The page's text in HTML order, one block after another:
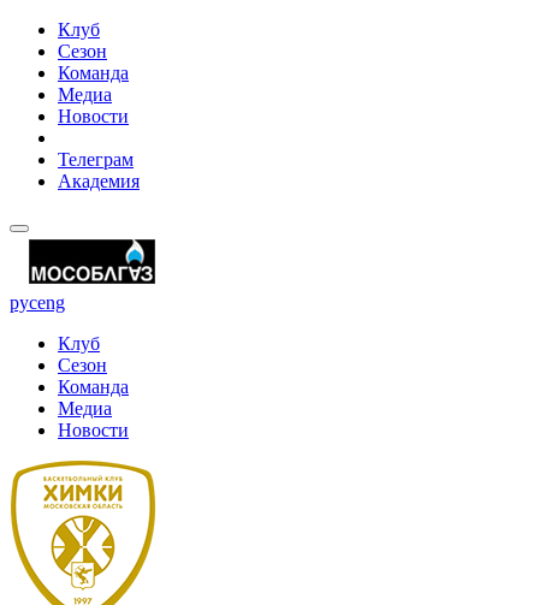
Клуб
Сезон
Команда
Медиа
Новости
Телеграм
Академия
русeng
Клуб
Сезон
Команда
Медиа
Новости